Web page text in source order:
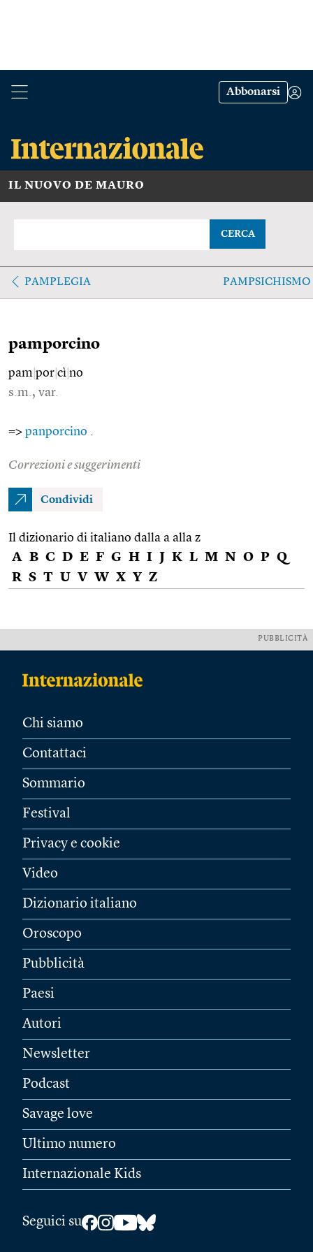
Abbonarsi
IL NUOVO DE MAURO
CERCA
PAMPLEGIA PAMPSICHISMO
pamporcino
pam por cì no
s.m., var.
=> panporcino
Correzioni e suggerimenti
Condividi
Il dizionario di italiano dalla a alla z
A B C D E F G H I J K L M N O P Q
R S T U V W X Y Z
PUBBLICITÀ
Chi siamo
Contattaci
Sommario
Festival
Privacy e cookie
Video
Dizionario italiano
Oroscopo
Pubblicità
Paesi
Autori
Newsletter
Podcast
Savage love
Ultimo numero
Internazionale Kids
Seguici su